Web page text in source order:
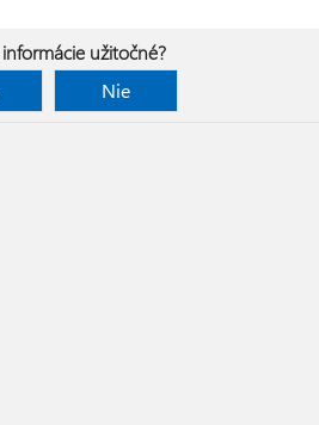
užitočné?
Nie